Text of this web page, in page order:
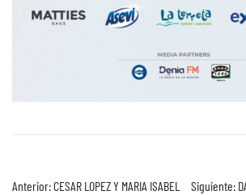
Anterior:CESAR LOPEZ Y MARIA ISABEL
Siguiente: